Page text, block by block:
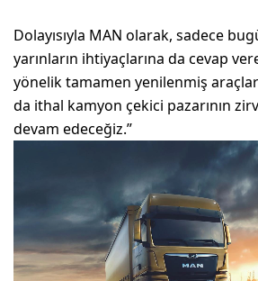
Dolayısıyla MAN olarak, sadece
yarınların ihtiyaçlarına da cevap
yönelik tamamen yenilenmiş
da ithal kamyon çekici pazarının
devam edeceğiz.”